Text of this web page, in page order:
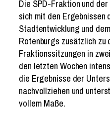
Die SPD-Fraktion und
sich mit den Ergebnissen
Stadtentwicklung und
Rotenburgs zusätzlich zu
Fraktionssitzungen in
den letzten Wochen
die Ergebnisse der
nachvollziehen und
vollem Maße.